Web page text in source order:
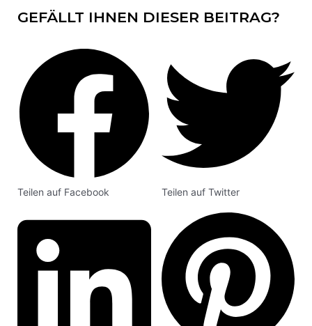
GEFÄLLT IHNEN DIESER BEITRAG?
Teilen auf Facebook Teilen auf Twitter